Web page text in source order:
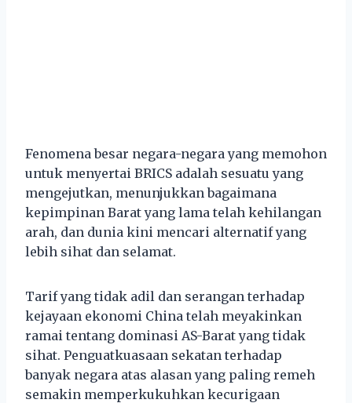
Fenomena besar negara-negara yang memohon
untuk menyertai BRICS adalah sesuatu yang
mengejutkan, menunjukkan bagaimana
kepimpinan Barat yang lama telah kehilangan
arah, dan dunia kini mencari alternatif yang
lebih sihat dan selamat.
Tarif yang tidak adil dan serangan terhadap
kejayaan ekonomi China telah meyakinkan
ramai tentang dominasi AS-Barat yang tidak
sihat. Penguatkuasaan sekatan terhadap
banyak negara atas alasan yang paling remeh
semakin memperkukuhkan kecurigaan